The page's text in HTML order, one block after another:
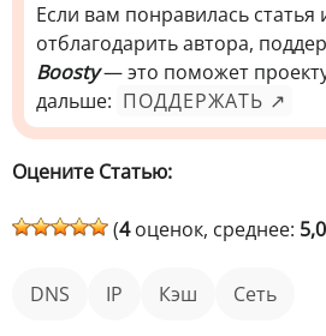
Если вам понравилась статья
отблагодарить автора,
Boosty— это поможет
дальше: ПОДДЕРЖАТЬ ↗
Оцените Статью:
(4оценок, среднее:
DNS IP кэш Сеть